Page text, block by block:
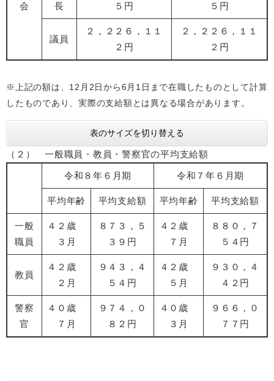
会
長
５円
５円
議員
２，２２６，１１
２円
２，２２６，１１
２円
※上記の額は、12月2日から6月1日まで在職したものとして計算
したものであり、実際の支給額とは異なる場合があります。
表のサイズを切り替える
（２） 一般職員・教員・警察官の平均支給額
令和８年６月期 令和７年６月期
平均年齢 平均支給額 平均年齢 平均支給額
一般
職員
４２歳
３月
８７３，５
３９円
４２歳
７月
８８０，７
５４円
教員
４２歳
２月
９４３，４
５４円
４２歳
５月
９３０，４
４２円
警察
官
４０歳
７月
９７４，０
８２円
４０歳
３月
９６６，０
７７円